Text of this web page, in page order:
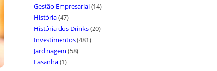
Gestão Empresarial(14)
História(47)
História dos Drinks(20)
Investimentos(481)
Jardinagem (58)
Lasanha(1)